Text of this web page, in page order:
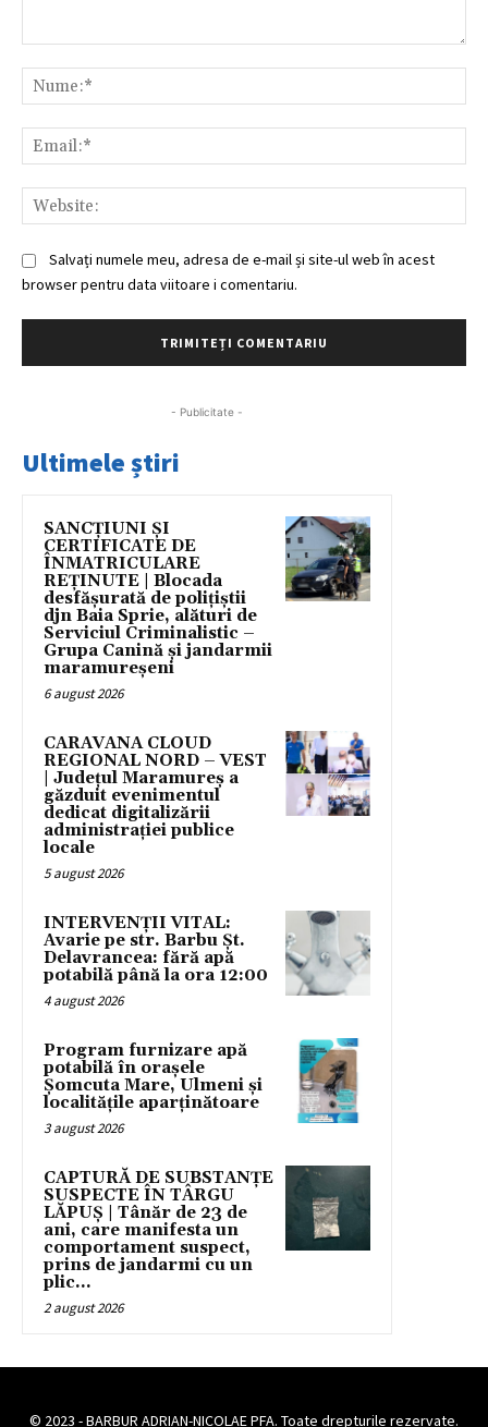
Salvați numele meu, adresa de e-mail și site-ul web în acest
browser pentru data viitoare i comentariu.
- Publicitate -
Ultimele știri
SANCȚIUNI ȘI
CERTIFICATE DE
ÎNMATRICULARE
REȚINUTE | Blocada
desfășurată de polițiștii
djn Baia Sprie, alături de
Serviciul Criminalistic –
Grupa Canină și jandarmii
maramureșeni
6 august 2026
CARAVANA CLOUD
REGIONAL NORD – VEST
| Județul Maramureș a
găzduit evenimentul
dedicat digitalizării
administrației publice
locale
5 august 2026
INTERVENȚII VITAL:
Avarie pe str. Barbu Șt.
Delavrancea: fără apă
potabilă până la ora 12:00
4 august 2026
Program furnizare apă
potabilă în orașele
Șomcuta Mare, Ulmeni și
localitățile aparținătoare
3 august 2026
CAPTURĂ DE SUBSTANȚE
SUSPECTE ÎN TÂRGU
LĂPUȘ | Tânăr de 23 de
ani, care manifesta un
comportament suspect,
prins de jandarmi cu un
plic...
2 august 2026
© 2023 - BARBUR ADRIAN-NICOLAE PFA. Toate drepturile rezervate.